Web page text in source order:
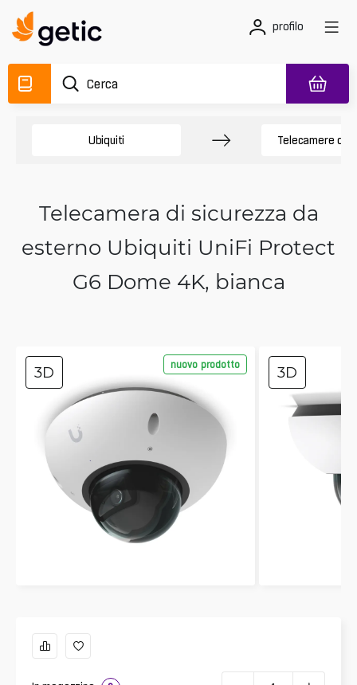
profilo
Ubiquiti Telecamere di
Telecamera di sicurezza da
esterno Ubiquiti UniFi Protect
G6 Dome 4K, bianca
3D nuovo prodotto 3D